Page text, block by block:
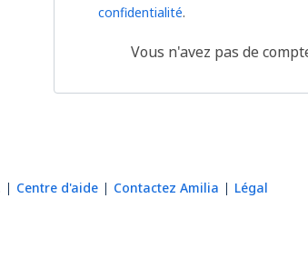
confidentialité.
Vous n'avez pas de
Centre d'aide Contactez Amilia Légal